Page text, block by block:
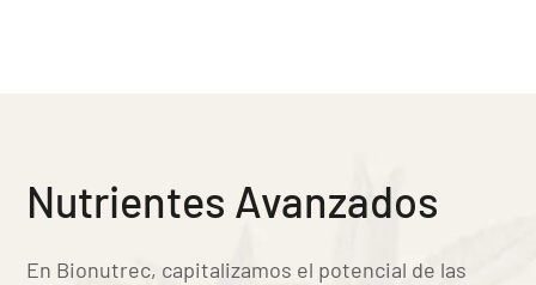
Nutrientes Avanzados
En Bionutrec, capitalizamos el potencial de las